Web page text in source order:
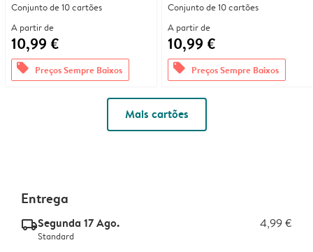
Conjunto de 10 cartões
A partir de
10,99 €
offers Preços Sempre Baixos
Conjunto de 10 cartões
A partir de
10,99 €
offers Preços Sempre Baixos
Mais cartões
Entrega
delivery_standard_v2Segunda 17 Ago. 4,99 €
Standard